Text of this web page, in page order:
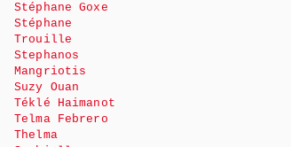
Stéphane Goxe
Stéphane
Trouille
Stephanos
Mangriotis
Suzy Ouan
Téklé Haimanot
Telma Febrero
Thelma